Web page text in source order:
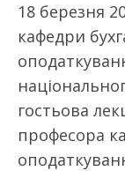
18 березня
кафедри
гостьова
професора